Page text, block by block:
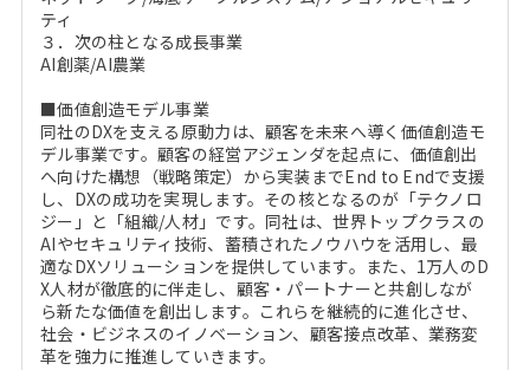
ティ
３．次の柱となる成長事業
AI創薬/AI農業
■価値創造モデル事業
同社のDXを支える原動力は、顧客を未来へ導く価値創造モ
デル事業です。顧客の経営アジェンダを起点に、価値創出
へ向けた構想（戦略策定）から実装までEnd to Endで支援
し、DXの成功を実現します。その核となるのが「テクノロ
ジー」と「組織/人材」です。同社は、世界トップクラスの
AIやセキュリティ技術、蓄積されたノウハウを活用し、最
適なDXソリューションを提供しています。また、1万人のD
X人材が徹底的に伴走し、顧客・パートナーと共創しなが
ら新たな価値を創出します。これらを継続的に進化させ、
社会・ビジネスのイノベーション、顧客接点改革、業務変
革を強力に推進していきます。